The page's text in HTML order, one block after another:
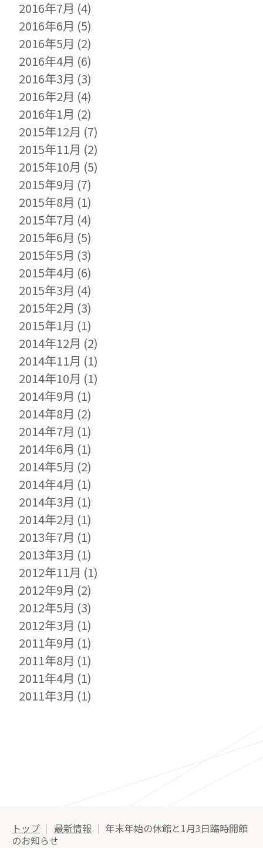
トップ 最新情報
年末年始の休館と1月3日臨時開館
のお知らせ
2016年7月 (4)
2016年6月 (5)
2016年5月 (2)
2016年4月 (6)
2016年3月 (3)
2016年2月 (4)
2016年1月 (2)
2015年12月 (7)
2015年11月 (2)
2015年10月 (5)
2015年9月 (7)
2015年8月 (1)
2015年7月 (4)
2015年6月 (5)
2015年5月 (3)
2015年4月 (6)
2015年3月 (4)
2015年2月 (3)
2015年1月 (1)
2014年12月 (2)
2014年11月 (1)
2014年10月 (1)
2014年9月 (1)
2014年8月 (2)
2014年7月 (1)
2014年6月 (1)
2014年5月 (2)
2014年4月 (1)
2014年3月 (1)
2014年2月 (1)
2013年7月 (1)
2013年3月 (1)
2012年11月 (1)
2012年9月 (2)
2012年5月 (3)
2012年3月 (1)
2011年9月 (1)
2011年8月 (1)
2011年4月 (1)
2011年3月 (1)